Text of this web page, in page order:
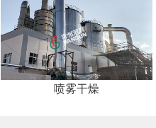
喷雾干燥